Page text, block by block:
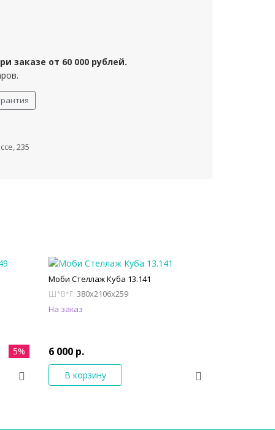
заказе от 60 000 рублей.
235
5%
Моби Стеллаж Куба 13.141
Ш*В*Г: 380x2106x259
На заказ
6 000 р.
В корзину